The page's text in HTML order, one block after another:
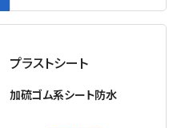
プラストシート
加硫ゴム系シート防水